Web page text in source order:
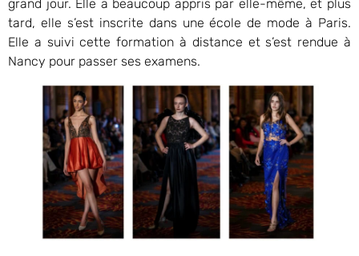
grand jour. Elle a beaucoup appris par elle-même, et plus
tard, elle s’est inscrite dans une école de mode à Paris.
Elle a suivi cette formation à distance et s’est rendue à
Nancy pour passer ses examens.